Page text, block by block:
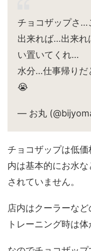
チョコザップさ…
出来れば…出来れ
い置いてくれ…
水分…仕事帰りだ
😭
— お丸
チョコザップは低
内は基本的にお水
されていません。
店内はクーラーな
トレーニング時は